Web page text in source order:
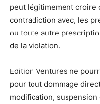
peut légitimement croire
contradiction avec, les
ou toute autre
de la violation.
Edition Ventures ne
pour tout dommage
modification, suspension